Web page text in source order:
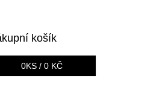
košík
0KS / 0 KČ